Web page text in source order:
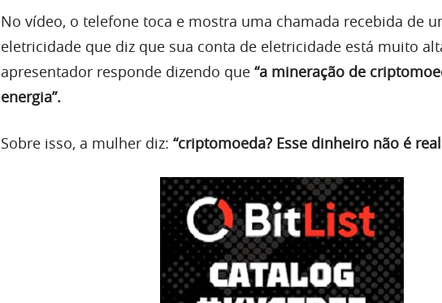
No vídeo, o telefone toca e mostra uma chamada recebida de
eletricidade que diz que sua conta de eletricidade está muito
apresentador responde dizendo que “a mineração de
energia”.
Sobre isso, a mulher diz: “criptomoeda? Esse dinheiro não é real